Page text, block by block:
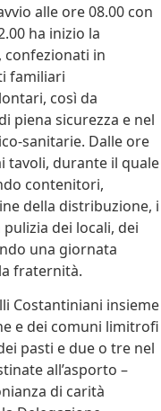
alle ore 08.00 con
ha inizio la
confezionati in
familiari
così da
piena sicurezza e nel
sanitarie. Dalle ore
tavoli, durante il quale
contenitori,
della distribuzione, i
dei locali, dei
una giornata
fraternità.
Costantiniani insieme
e dei comuni limitrofi
pasti e due o tre nel
all’asporto –
di carità